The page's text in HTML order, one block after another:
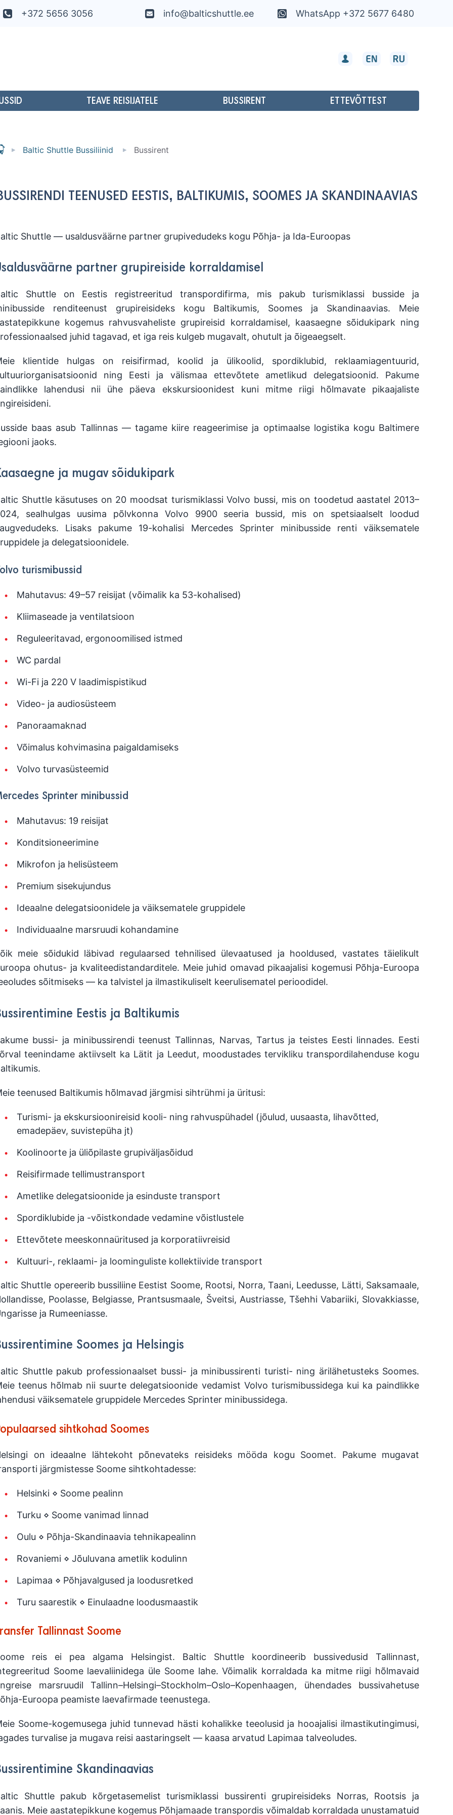
+372 5656 3056 info@balticshuttle.ee WhatsApp +372 5677 6480
TEAVE REISIJATELE BUSSIRENT ETTEVÕTTEST
Baltic Shuttle Bussiliinid Bussirent
TEENUSED EESTIS, BALTIKUMIS, SOOMES JA SKANDINAAVIAS
Shuttle — usaldusväärne partner grupivedudeks kogu Põhja- ja Ida-Euroopas
partner grupireiside korraldamisel
Shuttle on Eestis registreeritud transpordifirma, mis pakub turismiklassi busside ja
renditeenust grupireisideks kogu Baltikumis, Soomes ja Skandinaavias. Meie
kogemus rahvusvaheliste grupireisid korraldamisel, kaasaegne sõidukipark ning
juhid tagavad, et iga reis kulgeb mugavalt, ohutult ja õigeaegselt.
klientide hulgas on reisifirmad, koolid ja ülikoolid, spordiklubid, reklaamiagentuurid,
ning Eesti ja välismaa ettevõtete ametlikud delegatsioonid. Pakume
lahendusi nii ühe päeva ekskursioonidest kuni mitme riigi hõlmavate pikaajaliste
baas asub Tallinnas — tagame kiire reageerimise ja optimaalse logistika kogu Baltimere
jaoks.
ja mugav sõidukipark
Shuttle käsutuses on 20 moodsat turismiklassi Volvo bussi, mis on toodetud aastatel 2013–
sealhulgas uusima põlvkonna Volvo 9900 seeria bussid, mis on spetsiaalselt loodud
Lisaks pakume 19-kohalisi Mercedes Sprinter minibusside renti väiksematele
ja delegatsioonidele.
turismibussid
Mahutavus: 49–57 reisijat (võimalik ka 53-kohalised)
Kliimaseade ja ventilatsioon
Reguleeritavad, ergonoomilised istmed
WC pardal
Wi-Fi ja 220 V laadimispistikud
Video- ja audiosüsteem
Panoraamaknad
Võimalus kohvimasina paigaldamiseks
Volvo turvasüsteemid
Sprinter minibussid
Mahutavus: 19 reisijat
Konditsioneerimine
Mikrofon ja helisüsteem
Premium sisekujundus
Ideaalne delegatsioonidele ja väiksematele gruppidele
Individuaalne marsruudi kohandamine
meie sõidukid läbivad regulaarsed tehnilised ülevaatused ja hooldused, vastates täielikult
ohutus- ja kvaliteedistandarditele. Meie juhid omavad pikaajalisi kogemusi Põhja-Euroopa
sõitmiseks — ka talvistel ja ilmastikuliselt keerulisematel perioodidel.
Eestis ja Baltikumis
bussi- ja minibussirendi teenust Tallinnas, Narvas, Tartus ja teistes Eesti linnades. Eesti
teenindame aktiivselt ka Lätit ja Leedut, moodustades tervikliku transpordilahenduse kogu
teenused Baltikumis hõlmavad järgmisi sihtrühmi ja üritusi:
Turismi- ja ekskursioonireisid kooli- ning rahvuspühadel (jõulud, uusaasta, lihavõtted,
emadepäev, suvistepüha jt)
Koolinoorte ja üliõpilaste grupiväljasõidud
Reisifirmade tellimustransport
Ametlike delegatsioonide ja esinduste transport
Spordiklubide ja -võistkondade vedamine võistlustele
Ettevõtete meeskonnaüritused ja korporatiivreisid
Kultuuri-, reklaami- ja loominguliste kollektiivide transport
Shuttle opereerib bussiliine Eestist Soome, Rootsi, Norra, Taani, Leedusse, Lätti, Saksamaale,
Poolasse, Belgiasse, Prantsusmaale, Šveitsi, Austriasse, Tšehhi Vabariiki, Slovakkiasse,
ja Rumeeniasse.
Soomes ja Helsingis
Shuttle pakub professionaalset bussi- ja minibussirenti turisti- ning ärilähetusteks Soomes.
teenus hõlmab nii suurte delegatsioonide vedamist Volvo turismibussidega kui ka paindlikke
väiksematele gruppidele Mercedes Sprinter minibussidega.
sihtkohad Soomes
on ideaalne lähtekoht põnevateks reisideks mööda kogu Soomet. Pakume mugavat
järgmistesse Soome sihtkohtadesse:
Helsinki ⋄ Soome pealinn
Turku ⋄ Soome vanimad linnad
Oulu ⋄ Põhja-Skandinaavia tehnikapealinn
Rovaniemi ⋄ Jõuluvana ametlik kodulinn
Lapimaa ⋄ Põhjavalgused ja loodusretked
Turu saarestik ⋄ Einulaadne loodusmaastik
Tallinnast Soome
reis ei pea algama Helsingist. Baltic Shuttle koordineerib bussivedusid Tallinnast,
Soome laevaliinidega üle Soome lahe. Võimalik korraldada ka mitme riigi hõlmavaid
marsruudil Tallinn–Helsingi–Stockholm–Oslo–Kopenhaagen, ühendades bussivahetuse
Euroopa peamiste laevafirmade teenustega.
Soome-kogemusega juhid tunnevad hästi kohalikke teeolusid ja hooajalisi ilmastikutingimusi,
turvalise ja mugava reisi aastaringselt — kaasa arvatud Lapimaa talveoludes.
Skandinaavias
Shuttle pakub kõrgetasemelist turismiklassi bussirenti grupireisideks Norras, Rootsis ja
Meie aastatepikkune kogemus Põhjamaade transpordis võimaldab korraldada unustamatuid